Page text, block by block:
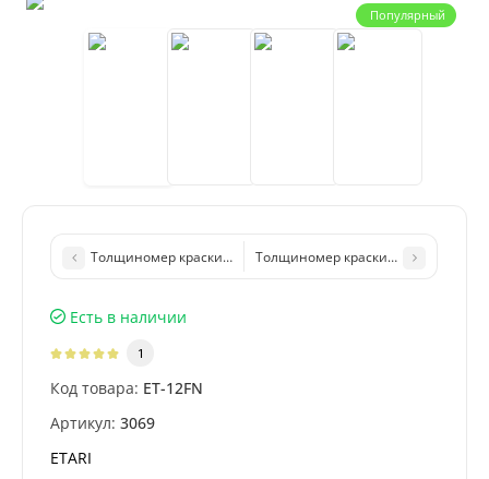
Популярный
Толщиномер краски Profiline TG-488 OLED (2000мкм, Fe,
Толщиномер краски R&D GM998
Есть в наличии
1
Код товара: ET-12FN
Артикул: 3069
ETARI